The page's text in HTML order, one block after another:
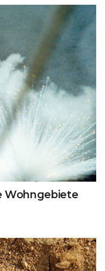
Wohngebiete